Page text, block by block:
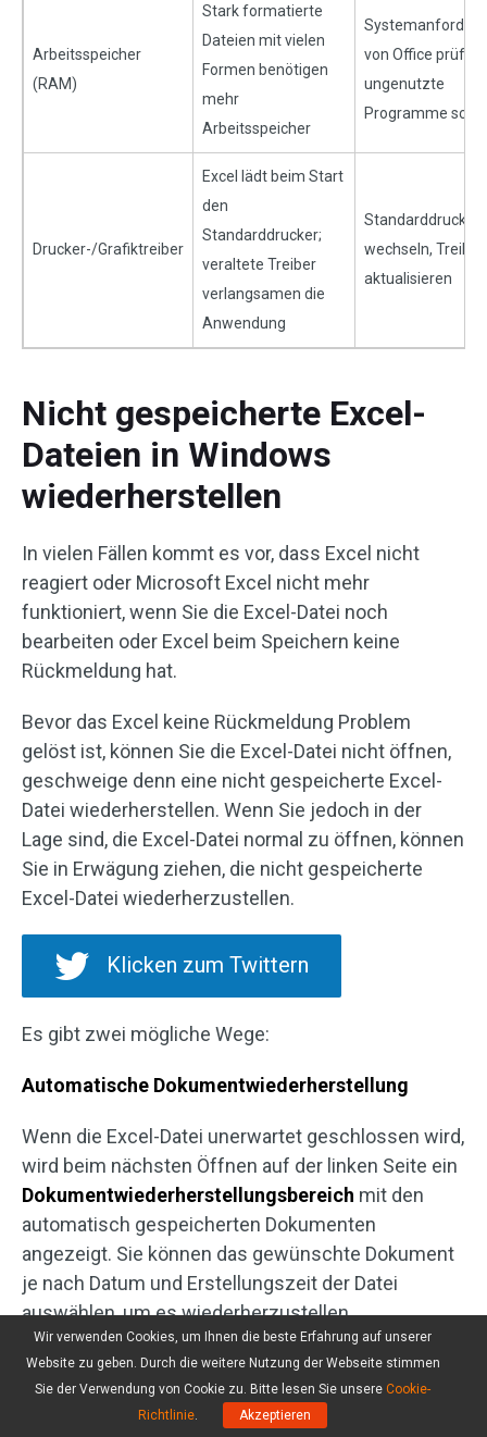
Arbeitsspeicher
(RAM)
Stark formatierte
Dateien mit vielen
Formen benötigen
mehr
Arbeitsspeicher
von Office prüfen,
ungenutzte
Programme
Drucker-/Grafiktreiber
Excel lädt beim Start
den
Standarddrucker;
veraltete Treiber
verlangsamen die
Anwendung
Standarddrucker
wechseln, Treiber
aktualisieren
Nicht gespeicherte Excel-
Dateien in Windows
wiederherstellen
In vielen Fällen kommt es vor, dass Excel nicht
reagiert oder Microsoft Excel nicht mehr
funktioniert, wenn Sie die Excel-Datei noch
bearbeiten oder Excel beim Speichern keine
Rückmeldung hat.
Bevor das Excel keine Rückmeldung Problem
gelöst ist, können Sie die Excel-Datei nicht öffnen,
geschweige denn eine nicht gespeicherte Excel-
Datei wiederherstellen. Wenn Sie jedoch in der
Lage sind, die Excel-Datei normal zu öffnen, können
Sie in Erwägung ziehen, die nicht gespeicherte
Excel-Datei wiederherzustellen.
Klicken zum Twittern
Es gibt zwei mögliche Wege:
Automatische Dokumentwiederherstellung
Wenn die Excel-Datei unerwartet geschlossen wird,
wird beim nächsten Öffnen auf der linken Seite ein
Dokumentwiederherstellungsbereich mit den
automatisch gespeicherten Dokumenten
angezeigt. Sie können das gewünschte Dokument
je nach Datum und Erstellungszeit der Datei
auswählen, um es wiederherzustellen.
Die Option Autowiederherstellen
AutoSpeichernist eine neue Funktion in Excel,
Wir verwenden Cookies, um Ihnen die beste Erfahrung auf unserer
Website zu geben. Durch die weitere Nutzung der Webseite stimmen
Sie der Verwendung von Cookie zu. Bitte lesen Sie unsere Cookie-
Richtlinie. Akzeptieren